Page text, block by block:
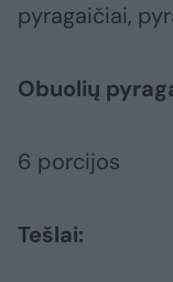
pyragaičiai,
Obuolių
6 porcijos
Tešlai: